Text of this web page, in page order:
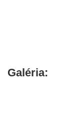
Galéria: